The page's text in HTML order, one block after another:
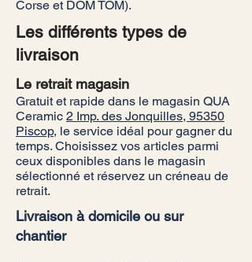
Corse et DOM TOM).
Les différents types de
livraison
Le retrait magasin
Gratuit et rapide dans le magasin QUA
Ceramic 2 Imp. des Jonquilles, 95350
Piscop, le service idéal pour gagner du
temps. Choisissez vos articles parmi
ceux disponibles dans le magasin
sélectionné et réservez un créneau de
retrait.
Livraison à domicile ou sur
chantier